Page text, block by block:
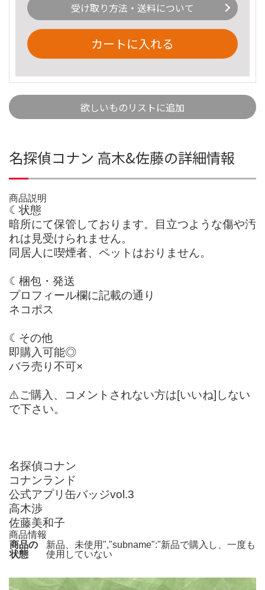
受け取り方法・送料について
カートに入れる
欲しいものリストに追加
名探偵コナン 高木&佐藤の詳細情報
商品説明
☾状態
暗所にて保管しております。目立つような傷や汚
れは見受けられません。
同居人に喫煙者、ペットはおりません。
☾梱包・発送
プロフィール欄に記載の通り
ネコポス
☾その他
即購入可能◎
バラ売り不可×
⚠️ご購入、コメントされない方は[いいね]しない
で下さい。
名探偵コナン
コナンランド
公式アプリ缶バッジvol.3
高木渉
佐藤美和子
商品情報
商品の
状態
新品、未使用","subname":"新品で購入し、一度も
使用していない